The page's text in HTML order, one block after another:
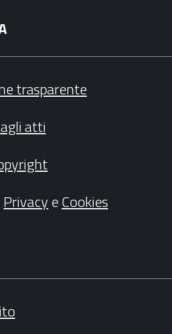
trasparente
atti
PrivacyeCookies